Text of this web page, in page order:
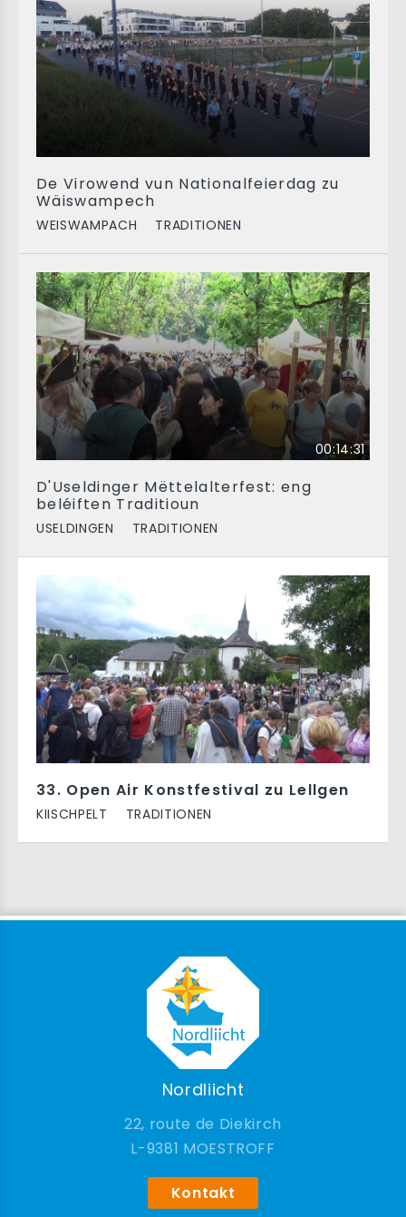
De Virowend vun Nationalfeierdag zu
Wäiswampech
WEISWAMPACH TRADITIONEN
00:14:31
D'Useldinger Mëttelalterfest: eng
beléiften Traditioun
USELDINGEN TRADITIONEN
33. Open Air Konstfestival zu Lellgen
KIISCHPELT TRADITIONEN
Nordliicht
22, route de Diekirch
9381 MOESTROFF
Kontakt